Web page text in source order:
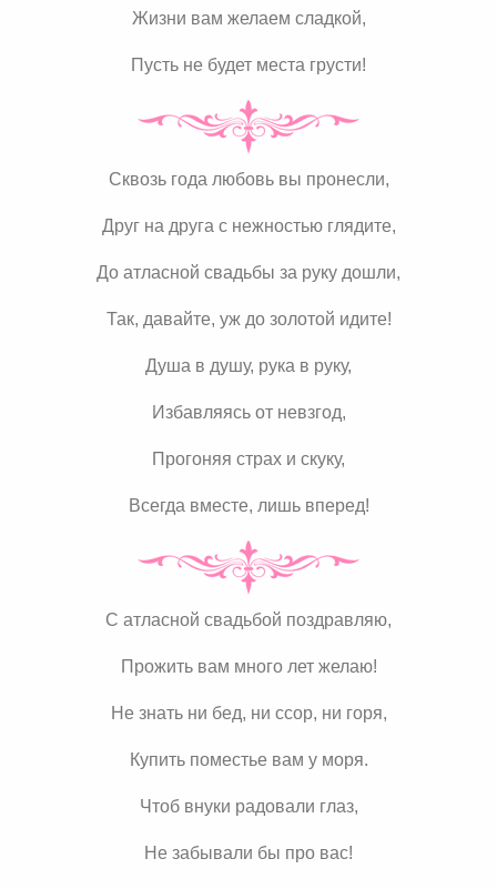
Жизни вам желаем сладкой,
Пусть не будет места грусти!
Сквозь года любовь вы пронесли,
Друг на друга с нежностью глядите,
До атласной свадьбы за руку дошли,
Так, давайте, уж до золотой идите!
Душа в душу, рука в руку,
Избавляясь от невзгод,
Прогоняя страх и скуку,
Всегда вместе, лишь вперед!
С атласной свадьбой поздравляю,
Прожить вам много лет желаю!
Не знать ни бед, ни ссор, ни горя,
Купить поместье вам у моря.
Чтоб внуки радовали глаз,
Не забывали бы про вас!